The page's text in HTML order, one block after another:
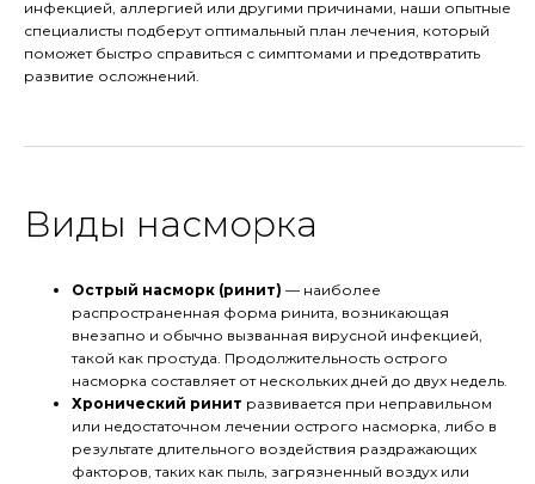
инфекцией, аллергией или другими причинами, наши опытные
специалисты подберут оптимальный план лечения, который
поможет быстро справиться с симптомами и предотвратить
развитие осложнений.
Виды насморка
Острый насморк (ринит) — наиболее
распространенная форма ринита, возникающая
внезапно и обычно вызванная вирусной инфекцией,
такой как простуда. Продолжительность острого
насморка составляет от нескольких дней до двух недель.
Хронический ринит развивается при неправильном
или недостаточном лечении острого насморка, либо в
результате длительного воздействия раздражающих
факторов, таких как пыль, загрязненный воздух или